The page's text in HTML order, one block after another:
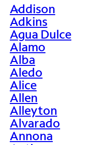
>
Addison
Adkins
Agua Dulce
Alamo
Alba
Aledo
Alice
Allen
Alleyton
Alvarado
Annona